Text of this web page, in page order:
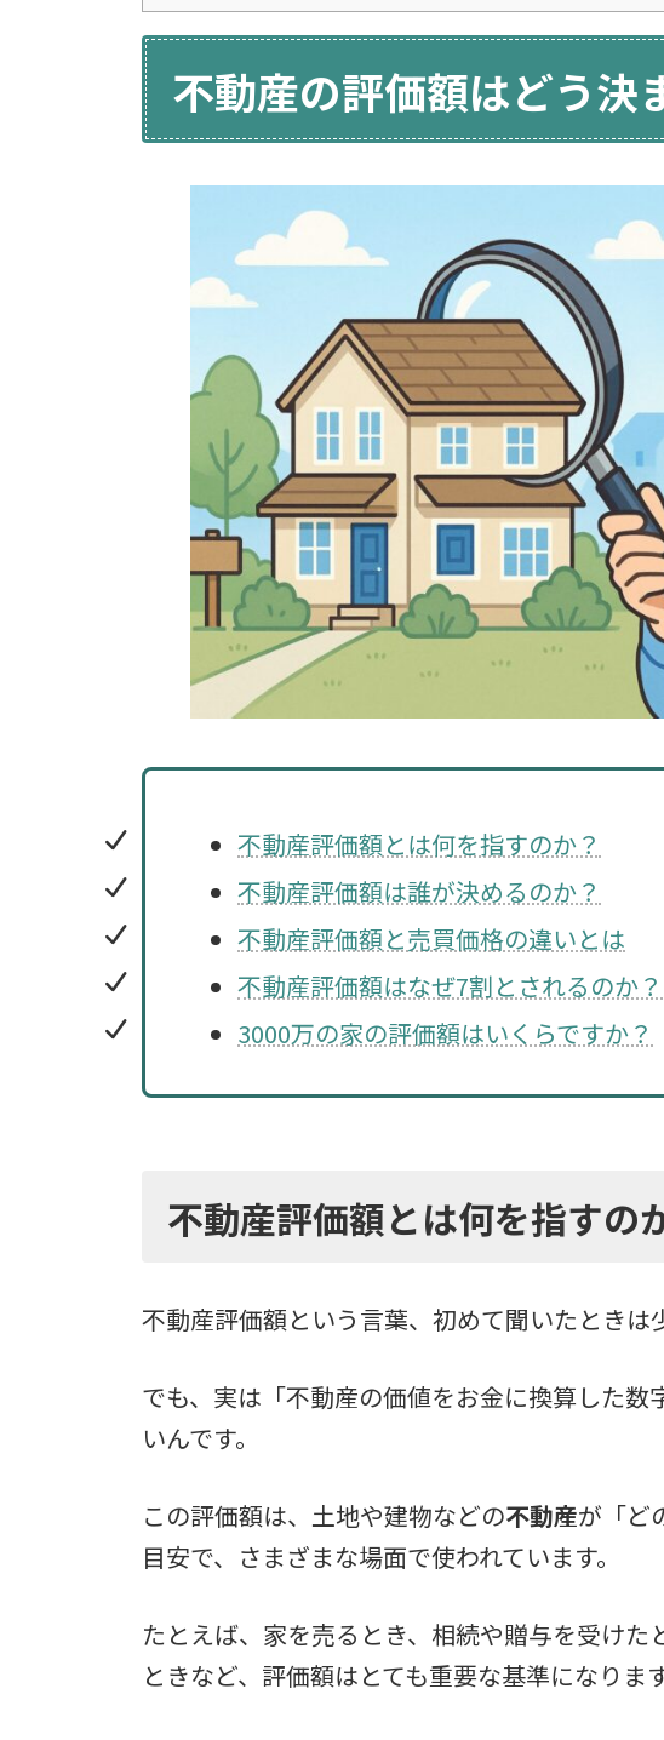
不動産の評価額はどう決
不動産評価額とは何を指すのか？
不動産評価額は誰が決めるのか？
不動産評価額と売買価格の違いとは
不動産評価額はなぜ7割とされるのか？
3000万の家の評価額はいくらですか？
不動産評価額とは何を指すの
不動産評価額という言葉、初めて聞いたときは
でも、実は「不動産の価値をお金に換算した数
いんです。
この評価額は、土地や建物などの不動産が「ど
目安で、さまざまな場面で使われています。
たとえば、家を売るとき、相続や贈与を受けた
ときなど、評価額はとても重要な基準になります